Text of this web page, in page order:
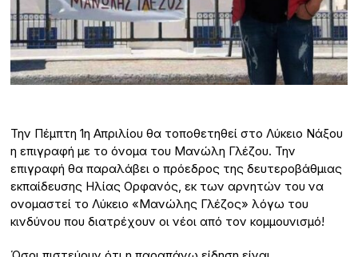
Την Πέμπτη 1η Απριλίου θα τοποθετηθεί στο Λύκειο Νάξου
η επιγραφή με το όνομα του Μανώλη Γλέζου. Την
επιγραφή θα παραλάβει ο πρόεδρος της δευτεροβάθμιας
εκπαίδευσης Ηλίας Ορφανός, εκ των αρνητών του να
ονομαστεί το Λύκειο «Μανώλης Γλέζος» λόγω του
κινδύνου που διατρέχουν οι νέοι από τον κομμουνισμό!